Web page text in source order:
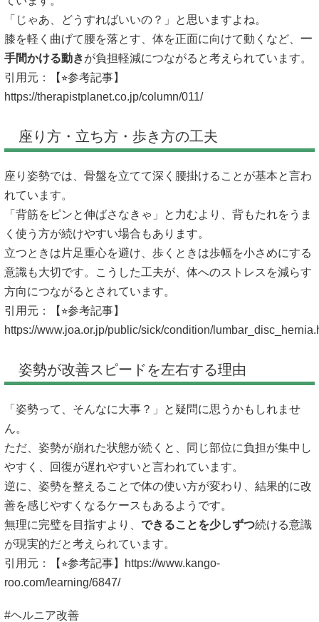
「じゃあ、どうすればいいの？」と思いますよね。
膝を軽く曲げて腰を落とす、体を正面に向けて動くなど、 一
手間かける動きが負担軽減につながると考えられています。
引用元：【⭐︎参考記事】
https://therapistplanet.co.jp/column/011/
座り方・立ち方・歩き方の工夫
座り姿勢では、骨盤を立てて深く腰掛けることが基本と言わ
れています。
「背筋をピンと伸ばさなきゃ」と力むより、背もたれをうま
く使う方が続けやすい場合もあります。
立つときは片足重心を避け、歩くときは歩幅を小さめにする
意識も大切です。こうした工夫が、体へのストレスを減らす
方向につながるとされています。
引用元：【⭐︎参考記事】
https://www.joa.or.jp/public/sick/condition/
姿勢が改善スピードを左右する理由
「姿勢って、そんなに大事？」と疑問に思うかもしれませ
ん。
ただ、姿勢が崩れた状態が続くと、同じ部位に負担が集中し
やすく、回復が遅れやすいと言われています。
逆に、姿勢を整えることで体の使い方が変わり、結果的に改
善を感じやすくなるケースもあるようです。
無理に完璧を目指すより、 できることを少しずつ続ける意識
が現実的だと考えられています。
引用元：【⭐︎参考記事】
https://www.kango-
roo.com/learning/6847/
#ヘルニア改善